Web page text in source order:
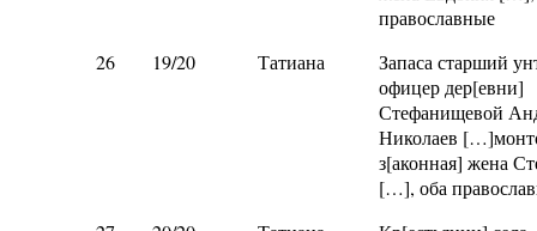
православные
26
19/20 Татиана
Запаса старший
офицер дер[евни]
Стефанищевой
Николаев
з[аконная] жена
[…], оба